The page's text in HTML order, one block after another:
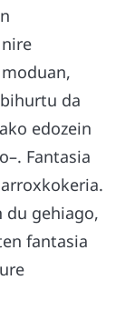
da
edozein
Fantasia
du gehiago,
fantasia